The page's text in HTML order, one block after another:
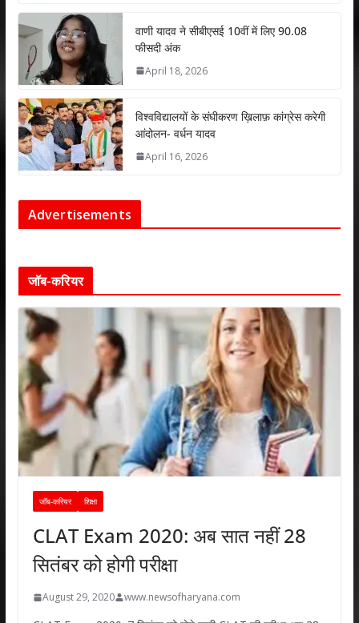
वाणी यादव ने सीबीएसई 10वीं में लिए 90.08
फीसदी अंक
April 18, 2026
विश्वविद्यालयों के संघीकरण ख़िलाफ़ कांग्रेस करेगी
आंदोलन- वर्धन यादव
April 16, 2026
Advertisements
जॉब-करियर
जॉब-करियर शिक्षा
CLAT Exam 2020: अब सात नहीं 28
सितंबर को होगी परीक्षा
August 29, 2020 www.newsofharyana.com